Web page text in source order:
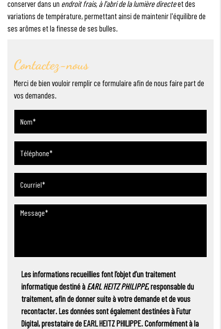
conserver dans un endroit frais, à l'abri de la lumière directeet des
variations de température, permettant ainsi de maintenir l'équilibre de
ses arômes et la finesse de ses bulles.
Contactez-nous
Merci de bien vouloir remplir ce formulaire afin de nous faire part de
vos demandes.
Les informations recueillies font l’objet d’un traitement
informatique destiné àEARL HEITZ PHILIPPE, responsable du
traitement, afin de donner suite à votre demande et de vous
recontacter. Les données sont également destinées à Futur
Digital, prestataire de EARL HEITZ PHILIPPE. Conformément à la